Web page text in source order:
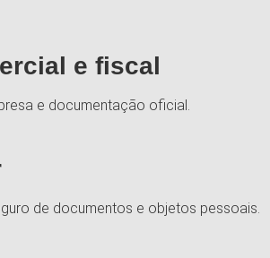
e fiscal
e documentação oficial.
de documentos e objetos pessoais.